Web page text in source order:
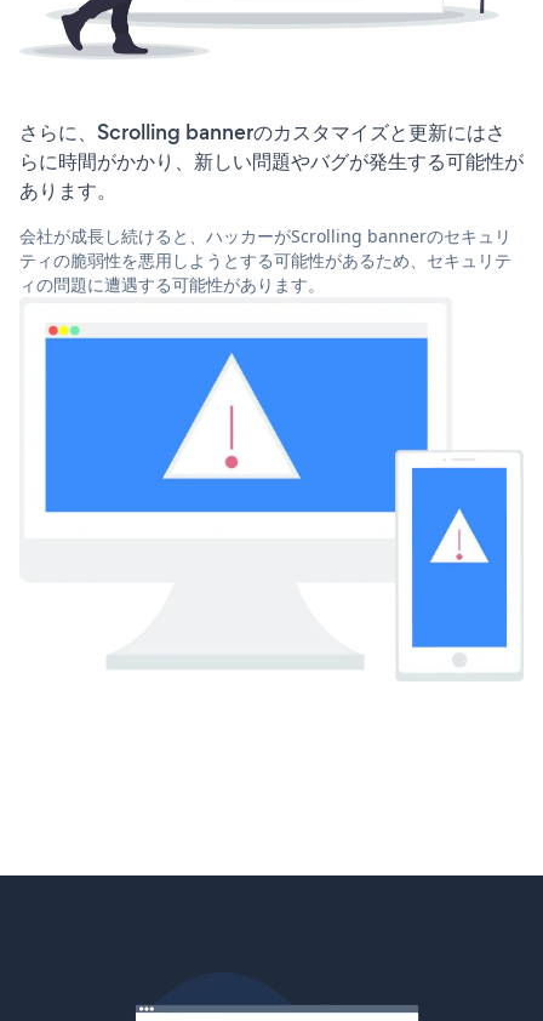
さらに、Scrolling bannerのカスタマイズと更新にはさ
らに時間がかかり、新しい問題やバグが発生する可能性が
あります。
会社が成長し続けると、ハッカーがScrolling bannerのセキュリ
ティの脆弱性を悪用しようとする可能性があるため、セキュリテ
ィの問題に遭遇する可能性があります。